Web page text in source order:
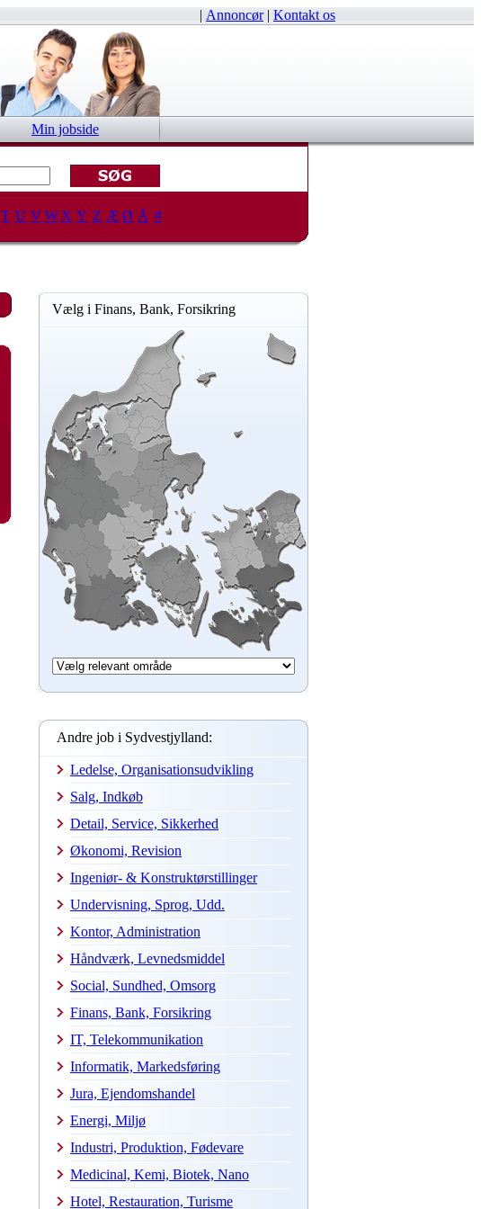
| Annoncør| Kontakt os
Min jobside
T U V W X Y Z Æ Ø Å #
Vælg i Finans, Bank, Forsikring
Andre job i Sydvestjylland:
Ledelse, Organisationsudvikling
Salg, Indkøb
Detail, Service, Sikkerhed
Økonomi, Revision
Ingeniør- & Konstruktørstillinger
Undervisning, Sprog, Udd.
Kontor, Administration
Håndværk, Levnedsmiddel
Social, Sundhed, Omsorg
Finans, Bank, Forsikring
IT, Telekommunikation
Informatik, Markedsføring
Jura, Ejendomshandel
Energi, Miljø
Industri, Produktion, Fødevare
Medicinal, Kemi, Biotek, Nano
Hotel, Restauration, Turisme